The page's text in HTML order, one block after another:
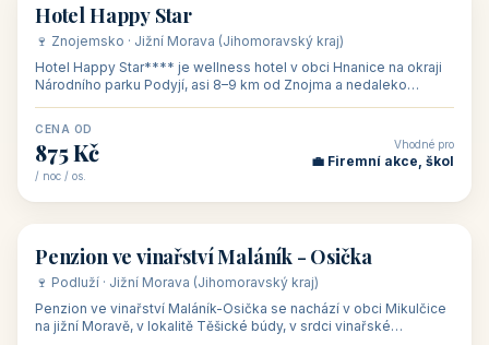
🏨 hotel
Hotel Happy Star
🍷 Znojemsko · Jižní Morava (Jihomoravský kraj)
Hotel Happy Star**** je wellness hotel v obci Hnanice na okraji
Národního parku Podyjí, asi 8–9 km od Znojma a nedaleko
CENA OD
875 Kč
/ noc / os.
Vhodné pro
💼 Firemní akce, škol
🏡 penzion
Penzion ve vinařství Maláník - Osička
🍷 Podluží · Jižní Morava (Jihomoravský kraj)
Penzion ve vinařství Maláník-Osička se nachází v obci Mikulčice
na jižní Moravě, v lokalitě Těšické búdy, v srdci vinařské